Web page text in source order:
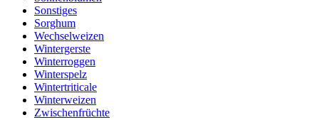
Sonstiges
Sorghum
Wechselweizen
Wintergerste
Winterroggen
Winterspelz
Wintertriticale
Winterweizen
Zwischenfrüchte